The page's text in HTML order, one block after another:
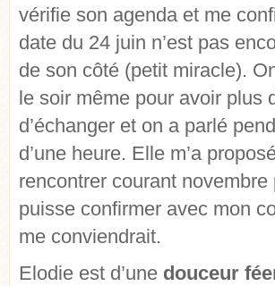
vérifie son agenda et me
date du 24 juin n’est pas
de son côté (petit miracle).
le soir même pour avoir plus
d’échanger et on a parlé
d’une heure. Elle m’a
rencontrer courant novembre
puisse confirmer avec mon
me conviendrait.
Elodie est d’une douceur